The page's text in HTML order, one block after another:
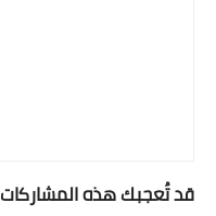
قد تُعجبك هذه المشاركات